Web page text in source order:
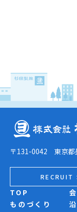
〒131-0042 東京都
RECRUIT
TOP
ものづくり